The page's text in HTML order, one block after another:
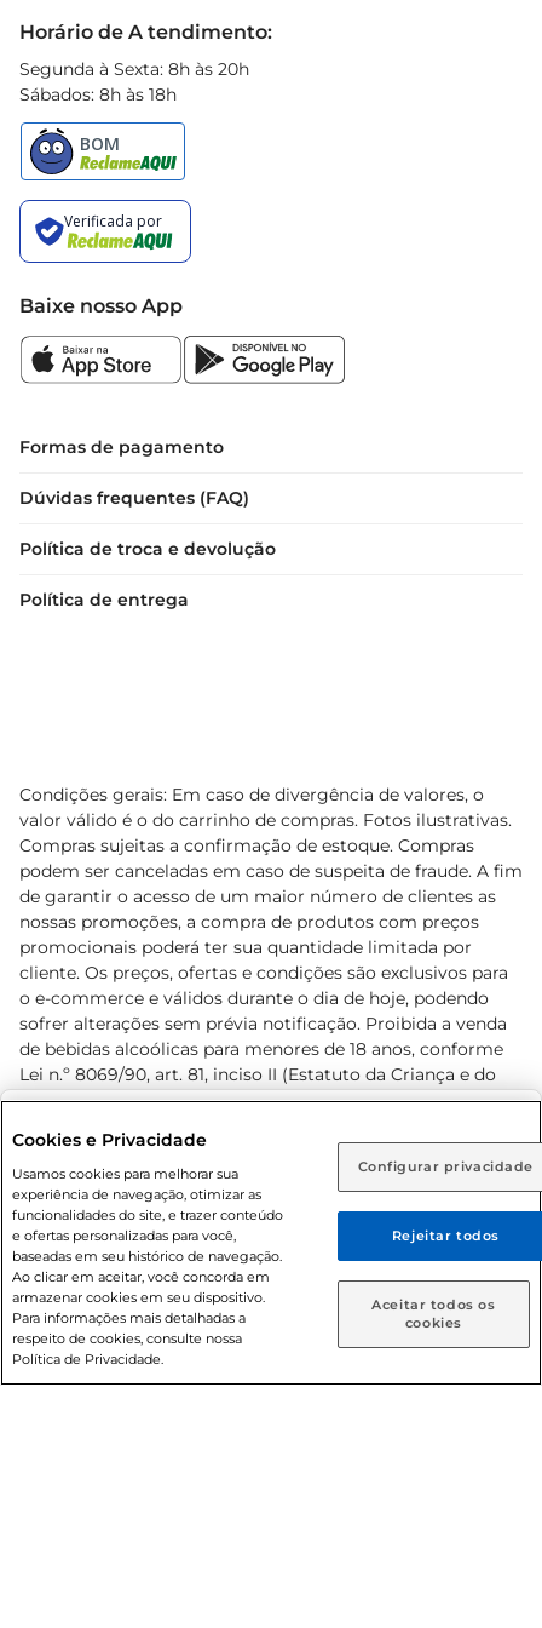
Rio de Janeiro (RJ) Goiás (GO)
Ou
Caso queira comprar online, informe como deseja receber
suas compras:
Entrega em casa Retire em Loja
Horário de A tendimento:
Segunda à Sexta: 8h às 20h
Sábados: 8h às 18h
Baixe nosso App
Formas de pagamento
Dúvidas frequentes (FAQ)
Política de troca e devolução
Política de entrega
Condições gerais: Em caso de divergência de valores, o
valor válido é o do carrinho de compras. Fotos ilustrativas.
Compras sujeitas a confirmação de estoque. Compras
podem ser canceladas em caso de suspeita de fraude. A fim
de garantir o acesso de um maior número de clientes as
nossas promoções, a compra de produtos com preços
promocionais poderá ter sua quantidade limitada por
cliente. Os preços, ofertas e condições são exclusivos para
o e-commerce e válidos durante o dia de hoje, podendo
sofrer alterações sem prévia notificação. Proibida a venda
de bebidas alcoólicas para menores de 18 anos, conforme
Lei n.º 8069/90, art. 81, inciso II (Estatuto da Criança e do
Adolescente). Preços e condições exclusivos para o
prévio. O valor mínimo para as compras on-line é de R$
80,00.
© 2026 Copyright. Todos os direitos
reservados Prezunic.
Cookies e Privacidade
Usamos cookies para melhorar sua
experiência de navegação, otimizar as
funcionalidades do site, e trazer conteúdo
e ofertas personalizadas para você,
baseadas em seu histórico de navegação.
Ao clicar em aceitar, você concorda em
armazenar cookies em seu dispositivo.
Para informações mais detalhadas a
respeito de cookies, consulte nossa
Política de Privacidade.
Configurar privacidade
Rejeitar todos
Aceitar todos os
cookies